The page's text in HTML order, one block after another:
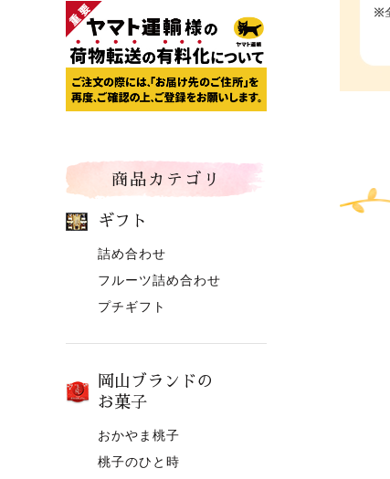
商品カテゴリ
ギフト
詰め合わせ
フルーツ詰め合わせ
プチギフト
岡山ブランドの
お菓子
おかやま桃子
桃子のひと時